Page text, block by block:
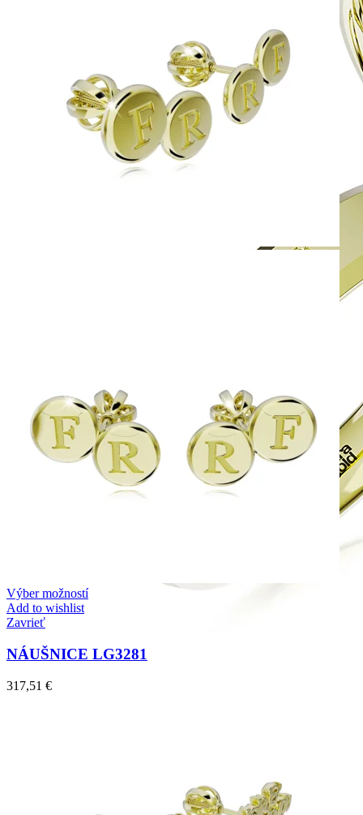
Výber možností
Add to wishlist
Zavrieť
NÁUŠNICE LG3281
317,51 €